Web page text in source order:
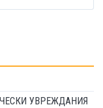
УВРЕЖДАНИЯ